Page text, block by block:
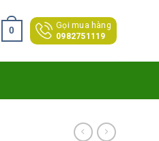
0
Gọi mua hàng
0982751119